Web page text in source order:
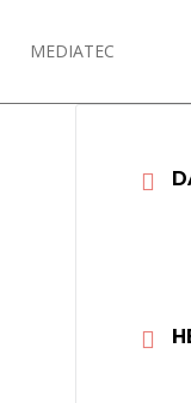
MEDIATEC